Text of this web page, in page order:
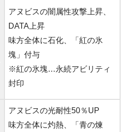
アヌビスの闇属性攻撃上昇、
DATA上昇
味方全体に石化、「紅の氷
塊」付与
※紅の氷塊…永続アビリティ
封印
アヌビスの光耐性50％UP
味方全体に灼熱、「青の煉